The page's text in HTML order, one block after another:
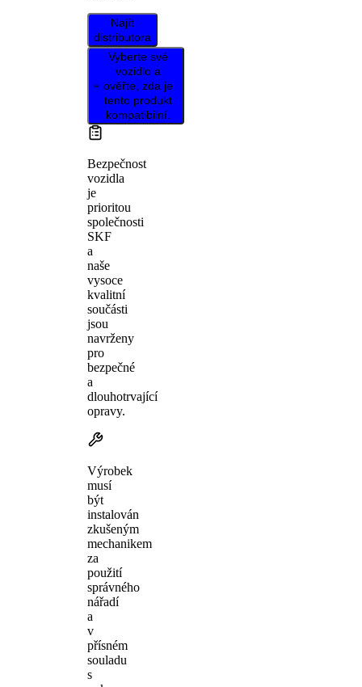
Najít
distributora
Vyberte své
vozidlo a
ověřte, zda je
tento produkt
kompatibilní.
Bezpečnost
vozidla
je
prioritou
společnosti
SKF
a
naše
vysoce
kvalitní
součásti
jsou
navrženy
pro
bezpečné
a
dlouhotrvající
opravy.
Výrobek
musí
být
instalován
zkušeným
mechanikem
za
použití
správného
nářadí
a
v
přísném
souladu
s